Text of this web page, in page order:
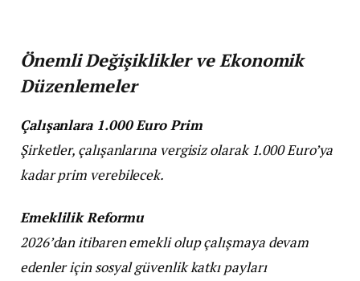
Önemli Değişiklikler ve Ekonomik
Düzenlemeler
Çalışanlara 1.000 Euro Prim
Şirketler, çalışanlarına vergisiz olarak 1.000 Euro’ya
kadar prim verebilecek.
Emeklilik Reformu
2026’dan itibaren emekli olup çalışmaya devam
edenler için sosyal güvenlik katkı payları